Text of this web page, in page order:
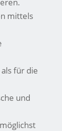
mittels
als für die
und